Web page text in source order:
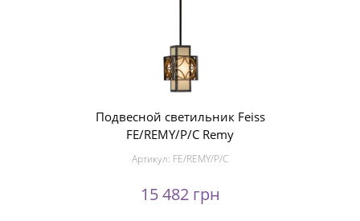
Подвесной светильник Feiss
FE/REMY/P/C Remy
Артикул: FE/REMY/P/C
15 482 грн